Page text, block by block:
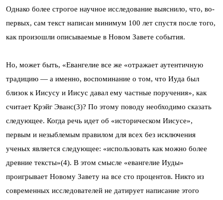
Однако более строгое научное исследование выяснило, что, во-
первых, сам текст написан минимум 100 лет спустя после того,
как произошли описываемые в Новом Завете события.
Но, может быть, «Евангелие все же «отражает аутентичную
традицию — а именно, воспоминание о том, что Иуда был
близок к Иисусу и Иисус давал ему частные поручения», как
считает Крэйг Эванс(3)? По этому поводу необходимо сказать
следующее. Когда речь идет об «историческом Иисусе»,
первым и незыблемым правилом для всех без исключения
ученых является следующее: «использовать как можно более
древние тексты»(4). В этом смысле «евангелие Иуды»
проигрывает Новому Завету на все сто процентов. Никто из
современных исследователей не датирует написание этого